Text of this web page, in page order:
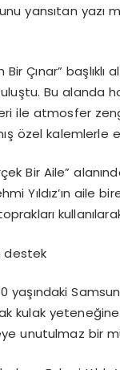
yansıtan yazı
Bir Çınar”başlıklı
. Bualanda
ile atmosfer
özel kalemlerle
Bir Aile”
Yıldız’ın aile
destek
yaşındaki
kulak yeteneğine
unutulmaz bir